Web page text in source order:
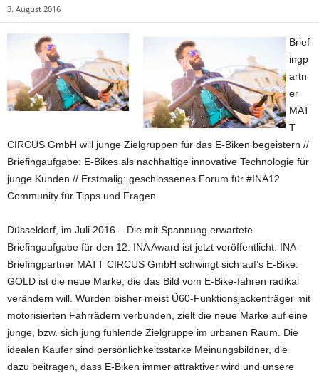
3. August 2016
Brief
ingp
artn
er
MAT
T
CIRCUS GmbH will junge Zielgruppen für das E-Biken begeistern //
Briefingaufgabe: E-Bikes als nachhaltige innovative Technologie für
junge Kunden // Erstmalig: geschlossenes Forum für #INA12
Community für Tipps und Fragen
Düsseldorf, im Juli 2016 – Die mit Spannung erwartete
Briefingaufgabe für den 12. INA Award ist jetzt veröffentlicht: INA-
Briefingpartner MATT CIRCUS GmbH schwingt sich auf’s E-Bike:
GOLD ist die neue Marke, die das Bild vom E-Bike-fahren radikal
verändern will. Wurden bisher meist Ü60-Funktionsjackenträger mit
motorisierten Fahrrädern verbunden, zielt die neue Marke auf eine
junge, bzw. sich jung fühlende Zielgruppe im urbanen Raum. Die
idea­len Käufer sind persönlichkeitsstarke Meinungsbildner, die
dazu beitragen, dass E-Biken immer attraktiver wird und unsere